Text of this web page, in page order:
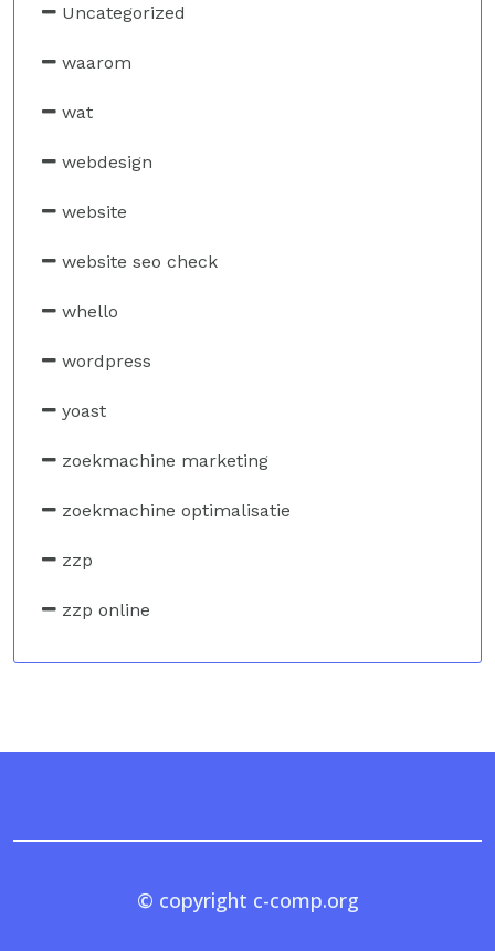
Uncategorized
waarom
wat
webdesign
website
website seo check
whello
wordpress
yoast
zoekmachine marketing
zoekmachine optimalisatie
zzp
zzp online
© copyright c-comp.org